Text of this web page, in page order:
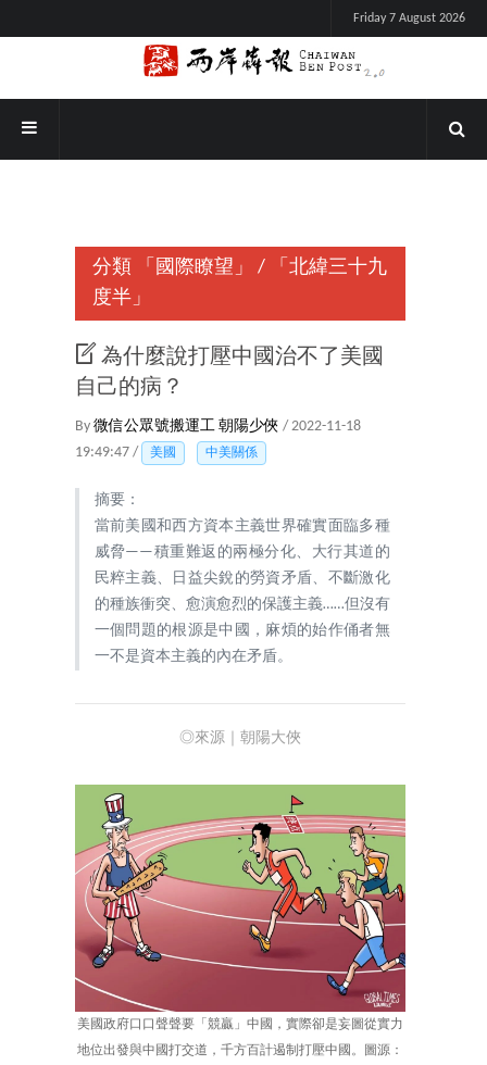
Friday 7 August 2026
分類 「國際瞭望」 /
「北緯三十九
度半」
為什麼說打壓中國治不了美國
自己的病？
By 微信公眾號搬運工 朝陽少俠 / 2022-11-18
19:49:47 /
美國 中美關係
摘要：
當前美國和西方資本主義世界確實面臨多種
威脅——積重難返的兩極分化、大行其道的
民粹主義、日益尖銳的勞資矛盾、不斷激化
的種族衝突、愈演愈烈的保護主義……但沒有
一個問題的根源是中國，麻煩的始作俑者無
一不是資本主義的內在矛盾。
◎來源｜朝陽大俠
美國政府口口聲聲要「競贏」中國，實際卻是妄圖從實力
地位出發與中國打交道，千方百計遏制打壓中國。圖源：